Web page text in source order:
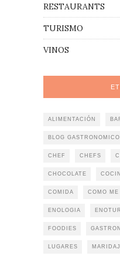
RESTAURANTS
TURISMO
VINOS
ALIMENTACIÓN
BLOG GASTRONOMICO
CHEF CHEFS
CHOCOLATE
COMIDA COMO ME
ENOLOGIA
FOODIES
LUGARES